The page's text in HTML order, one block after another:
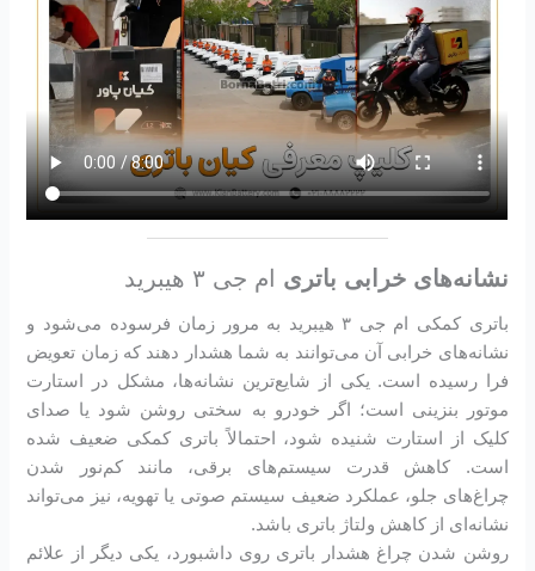
نشانه‌های خرابی باتری ام جی ۳ هیبرید
باتری کمکی ام جی ۳ هیبرید به مرور زمان فرسوده می‌شود و
نشانه‌های خرابی آن می‌توانند به شما هشدار دهند که زمان تعویض
فرا رسیده است. یکی از شایع‌ترین نشانه‌ها، مشکل در استارت
موتور بنزینی است؛ اگر خودرو به سختی روشن شود یا صدای
کلیک از استارت شنیده شود، احتمالاً باتری کمکی ضعیف شده
است. کاهش قدرت سیستم‌های برقی، مانند کم‌نور شدن
چراغ‌های جلو، عملکرد ضعیف سیستم صوتی یا تهویه، نیز می‌تواند
نشانه‌ای از کاهش ولتاژ باتری باشد.
روشن شدن چراغ هشدار باتری روی داشبورد، یکی دیگر از علائم